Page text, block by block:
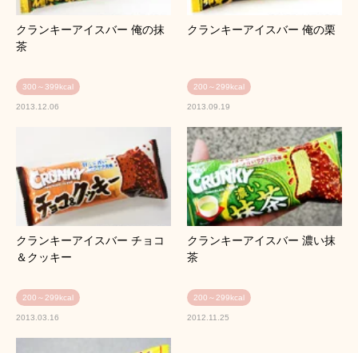
クランキーアイスバー 俺の抹
茶
300～399kcal
2013.12.06
クランキーアイスバー 俺の栗
200～299kcal
2013.09.19
クランキーアイスバー チョコ
＆クッキー
200～299kcal
2013.03.16
クランキーアイスバー 濃い抹
茶
200～299kcal
2012.11.25